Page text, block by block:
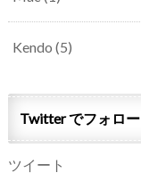
Kendo (5)
Twitter でフォロー
ツイート